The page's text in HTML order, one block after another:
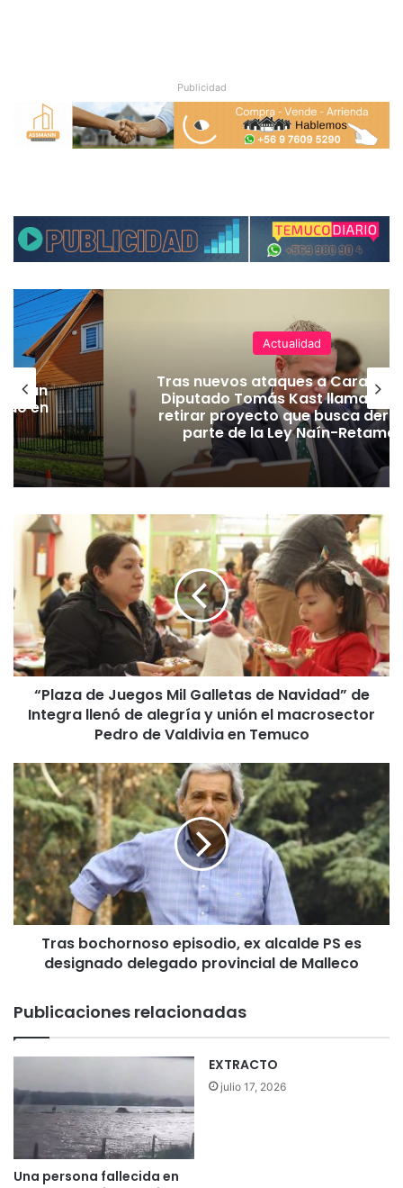
Publicidad
en
Actualidad
Tras nuevos ataques a
Diputado Tomás Kast llama al
retirar proyecto que busca
parte de la Ley Naín-Retamal
z
d
e
J
s
M
i
l
G
a
l
l
e
e
N
a
i
d
“Plaza de Juegos Mil Galletas de Navidad” de
Integra llenó de alegría y unión el macrosector
Pedro de Valdivia en Temuco
T
r
a
s
b
o
c
h
o
o
e
p
s
o
Tras bochornoso episodio, ex alcalde PS es
designado delegado provincial de Malleco
Publicaciones relacionadas
Una persona fallecida en
EXTRACTO
julio 17, 2026